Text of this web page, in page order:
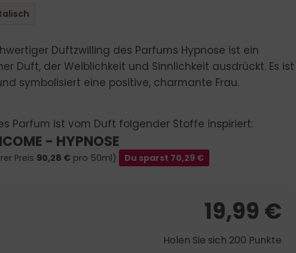
Duftzwilling des Parfums Hypnose ist ein
Duft, der Weiblichkeit und Sinnlichkeit ausdrückt. Es ist
symbolisiert eine positive, charmante Frau.
Parfum ist vom Duft folgender Stoffe inspiriert:
- HYPNOSE
Preis 90,28 € pro 50ml) Du sparst 70,29 €
19,99 €
Holen Sie sich 200 Punkte